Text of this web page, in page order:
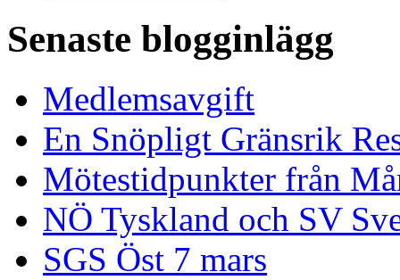
Senaste blogginlägg
Medlemsavgift
En Snöpligt Gränsrik
Mötestidpunkter från
NÖ Tyskland och SV
SGS Öst 7 mars